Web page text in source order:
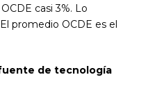
casi 3%. Lo
promedio OCDE es el
de tecnología